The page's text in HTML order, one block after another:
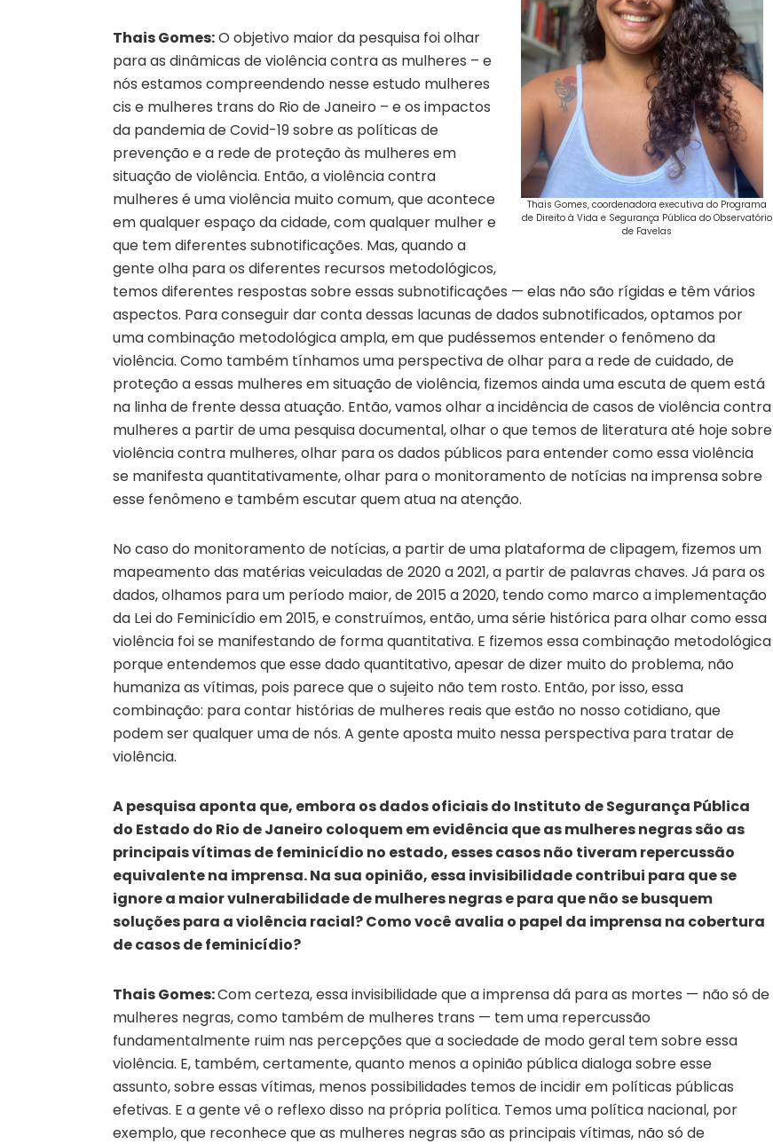
Thais Gomes, coordenadora executiva do Programa
de Direito à Vida e Segurança Pública do Observatório
de Favelas
Thais Gomes:O objetivo maior da pesquisa foi olhar
para as dinâmicas de violência contra as mulheres – e
nós estamos compreendendo nesse estudo mulheres
cis e mulheres trans do Rio de Janeiro – e os impactos
da pandemia de Covid-19 sobre as políticas de
prevenção e a rede de proteção às mulheres em
situação de violência. Então, a violência contra
mulheres é uma violência muito comum, que acontece
em qualquer espaço da cidade, com qualquer mulher e
que tem diferentes subnotificações. Mas, quando a
gente olha para os diferentes recursos metodológicos,
temos diferentes respostas sobre essas subnotificações — elas não são rígidas e têm vários
aspectos. Para conseguir dar conta dessas lacunas de dados subnotificados, optamos por
uma combinação metodológica ampla, em que pudéssemos entender o fenômeno da
violência. Como também tínhamos uma perspectiva de olhar para a rede de cuidado, de
proteção a essas mulheres em situação de violência, fizemos ainda uma escuta de quem está
na linha de frente dessa atuação. Então, vamos olhar a incidência de casos de violência contra
mulheres a partir de uma pesquisa documental, olhar o que temos de literatura até hoje sobre
violência contra mulheres, olhar para os dados públicos para entender como essa violência
se manifesta quantitativamente, olhar para o monitoramento de notícias na imprensa sobre
esse fenômeno e também escutar quem atua na atenção.
No caso do monitoramento de notícias, a partir de uma plataforma de clipagem, fizemos um
mapeamento das matérias veiculadas de 2020 a 2021, a partir de palavras chaves. Já para os
dados, olhamos para um período maior, de 2015 a 2020, tendo como marco a implementação
da Lei do Feminicídio em 2015, e construímos, então, uma série histórica para olhar como essa
violência foi se manifestando de forma quantitativa. E fizemos essa combinação metodológica
porque entendemos que esse dado quantitativo, apesar de dizer muito do problema, não
humaniza as vítimas, pois parece que o sujeito não tem rosto. Então, por isso, essa
combinação: para contar histórias de mulheres reais que estão no nosso cotidiano, que
podem ser qualquer uma de nós. A gente aposta muito nessa perspectiva para tratar de
violência.
A pesquisa aponta que, embora os dados oficiais do Instituto de Segurança Pública
do Estado do Rio de Janeiro coloquem em evidência que as mulheres negras são as
principais vítimas de feminicídio no estado, esses casos não tiveram repercussão
equivalente na imprensa. Na sua opinião, essa invisibilidade contribui para que se
ignore a maior vulnerabilidade de mulheres negras e para que não se busquem
soluções para a violência racial? Como você avalia o papel da imprensa na cobertura
de casos de feminicídio?
Thais Gomes:Com certeza, essa invisibilidade que a imprensa dá para as mortes — não só de
mulheres negras, como também de mulheres trans — tem uma repercussão
fundamentalmente ruim nas percepções que a sociedade de modo geral tem sobre essa
violência. E, também, certamente, quanto menos a opinião pública dialoga sobre esse
assunto, sobre essas vítimas, menos possibilidades temos de incidir em políticas públicas
efetivas. E a gente vê o reflexo disso na própria política. Temos uma política nacional, por
exemplo, que reconhece que as mulheres negras são as principais vítimas, não só de